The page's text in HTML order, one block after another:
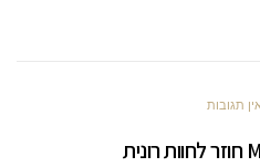
תגובות